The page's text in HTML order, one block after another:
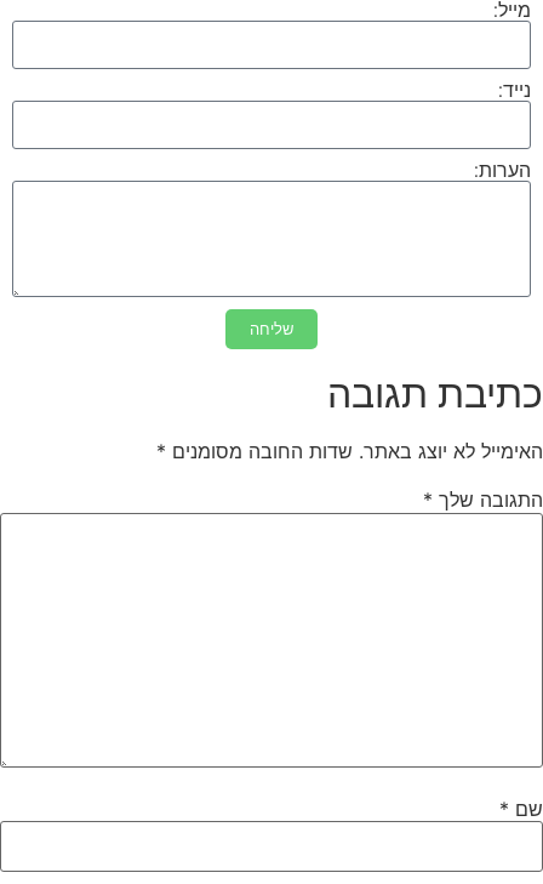
מייל:
נייד:
הערות:
שליחה
כתיבת תגובה
האימייל לא יוצג באתר. שדות החובה מסומנים *
התגובה שלך *
שם *